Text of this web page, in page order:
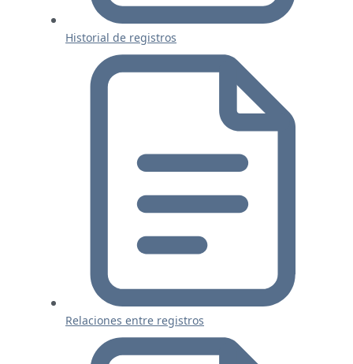
Historial de registros
Relaciones entre registros